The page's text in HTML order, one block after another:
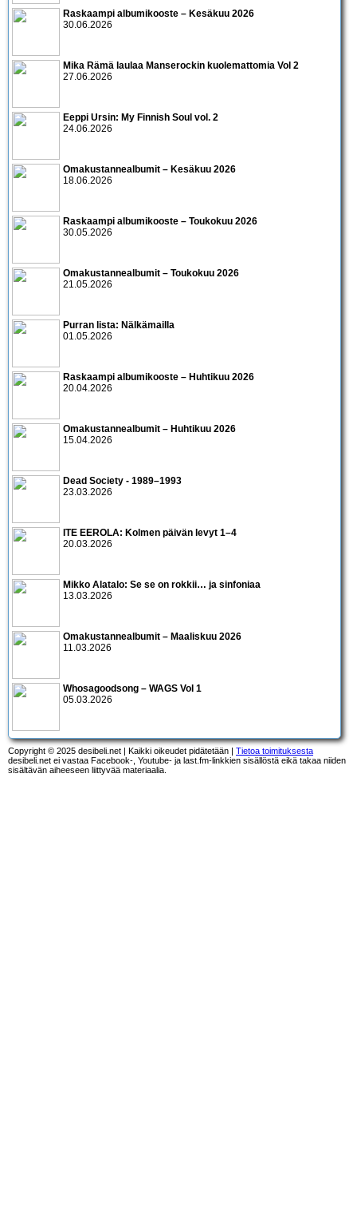
Raskaampi albumikooste – Kesäkuu 2026
30.06.2026
Mika Rämä laulaa Manserockin kuolemattomia Vol 2
27.06.2026
Eeppi Ursin: My Finnish Soul vol. 2
24.06.2026
Omakustannealbumit – Kesäkuu 2026
18.06.2026
Raskaampi albumikooste – Toukokuu 2026
30.05.2026
Omakustannealbumit – Toukokuu 2026
21.05.2026
Purran lista: Nälkämailla
01.05.2026
Raskaampi albumikooste – Huhtikuu 2026
20.04.2026
Omakustannealbumit – Huhtikuu 2026
15.04.2026
Dead Society - 1989–1993
23.03.2026
ITE EEROLA: Kolmen päivän levyt 1–4
20.03.2026
Mikko Alatalo: Se se on rokkii… ja sinfoniaa
13.03.2026
Omakustannealbumit – Maaliskuu 2026
11.03.2026
Whosagoodsong – WAGS Vol 1
05.03.2026
Copyright © 2025 desibeli.net | Kaikki oikeudet pidätetään | Tietoa toimituksesta
desibeli.net ei vastaa Facebook-, Youtube- ja last.fm-linkkien sisällöstä eikä takaa niiden
sisältävän aiheeseen liittyvää materiaalia.